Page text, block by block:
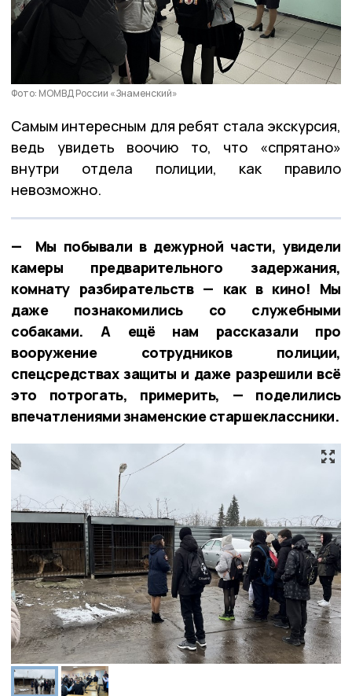
Фото: МОМВД России «Знаменский»
Самым интересным для ребят стала экскурсия,
ведь увидеть воочию то, что «спрятано»
внутри отдела полиции, как правило
невозможно.
— Мы побывали в дежурной части, увидели
камеры предварительного задержания,
комнату разбирательств — как в кино! Мы
даже познакомились со служебными
собаками. А ещё нам рассказали про
вооружение сотрудников полиции,
спецсредствах защиты и даже разрешили всё
это потрогать, примерить, — поделились
впечатлениями знаменские старшеклассники.